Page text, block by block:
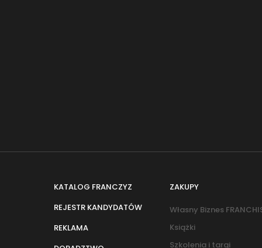
KATALOG FRANCZYZ
REJESTR KANDYDATÓW
REKLAMA
ZAKUPY
Własny Biznes
Książki
Szkolenia i targi